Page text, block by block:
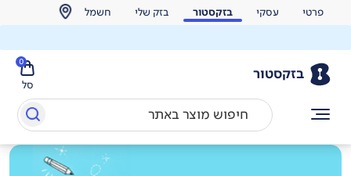
פרטי עסקי בזקסטור בזק שלי חשמל
בזקסטור
סל
0